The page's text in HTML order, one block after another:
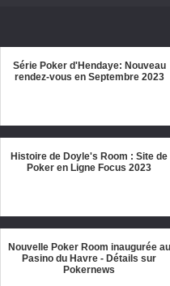
Série Poker d'Hendaye: Nouveau
rendez-vous en Septembre 2023
Histoire de Doyle's Room : Site de
Poker en Ligne Focus 2023
Nouvelle Poker Room inaugurée au
Pasino du Havre - Détails sur
Pokernews